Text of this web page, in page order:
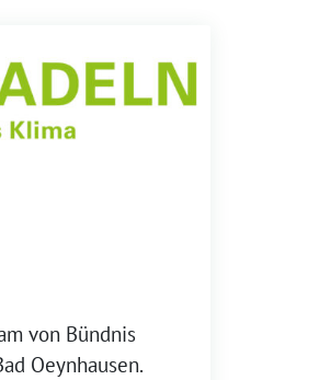
von Bündnis
Oeynhausen.